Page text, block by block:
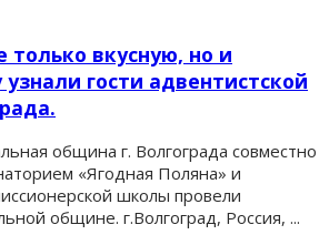
только вкусную, но и
гости адвентистской
община г. Волгограда совместно
«Ягодная Поляна» и
школы провели
общине. г.Волгоград, Россия, ...